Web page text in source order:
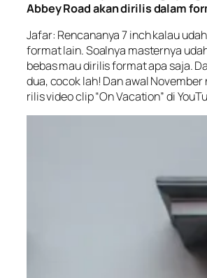
Abbey Road akan dirilis dalam
Jafar: Rencananya 7 inch kalau
format lain. Soalnya masternya
bebas mau dirilis format apa saja.
dua, cocok lah! Dan awal
rilis video clip “On Vacation” di